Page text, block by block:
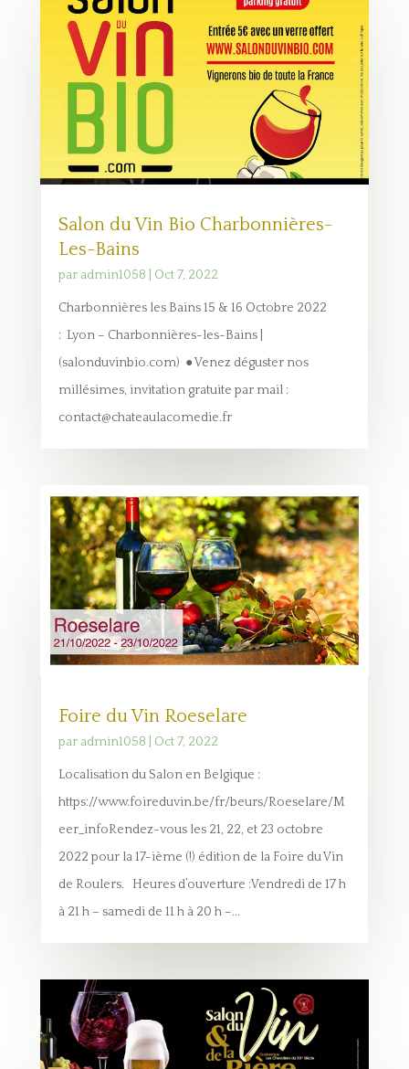
Salon du Vin Bio Charbonnières-
Les-Bains
par admin1058 Oct 7, 2022
Charbonnières les Bains 15 & 16 Octobre 2022
: Lyon – Charbonnières-les-Bains |
(salonduvinbio.com) ● Venez déguster nos
millésimes, invitation gratuite par mail :
contact@chateaulacomedie.fr
Foire du Vin Roeselare
par admin1058 Oct 7, 2022
Localisation du Salon en Belgique :
https://www.foireduvin.be/fr/beurs/Roeselare/M
eer_infoRendez-vous les 21, 22, et 23 octobre
2022 pour la 17-ième (!) édition de la Foire du Vin
de Roulers. Heures d’ouverture :Vendredi de 17 h
à 21 h – samedi de 11 h à 20 h –...